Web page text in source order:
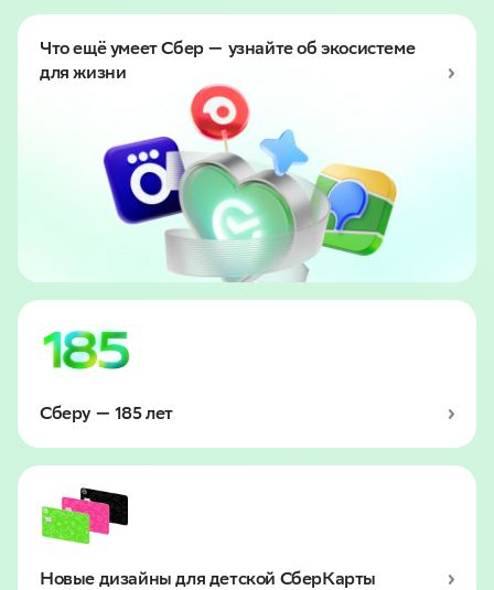
Что ещё умеет Сбер — узнайте об экосистеме
для жизни
Сберу — 185 лет
Новые дизайны для детской СберКарты